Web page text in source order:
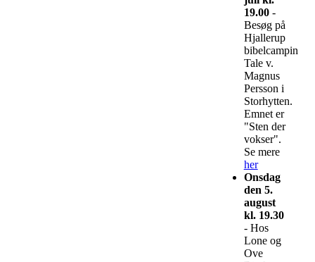
19.00-
Besøg på
Hjallerup
bibelcamping.
Tale v.
Magnus
Persson i
Storhytten.
Emnet er
"Sten der
vokser".
Se mere
her
Onsdag
den 5.
august
kl. 19.30
- Hos
Lone og
Ove